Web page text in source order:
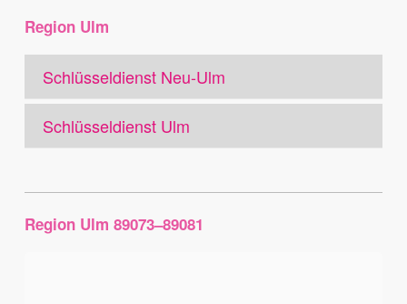
Region Ulm
Schlüsseldienst Neu-Ulm
Schlüsseldienst Ulm
Region Ulm 89073–89081